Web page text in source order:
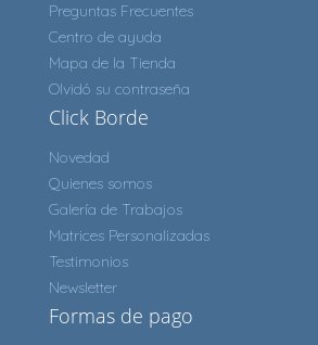
Preguntas Frecuentes
Centro de ayuda
Mapa de la Tienda
Olvidó su contraseña
Click Borde
Novedad
Quienes somos
Galería de Trabajos
Matrices Personalizadas
Testimonios
Newsletter
Formas de pago